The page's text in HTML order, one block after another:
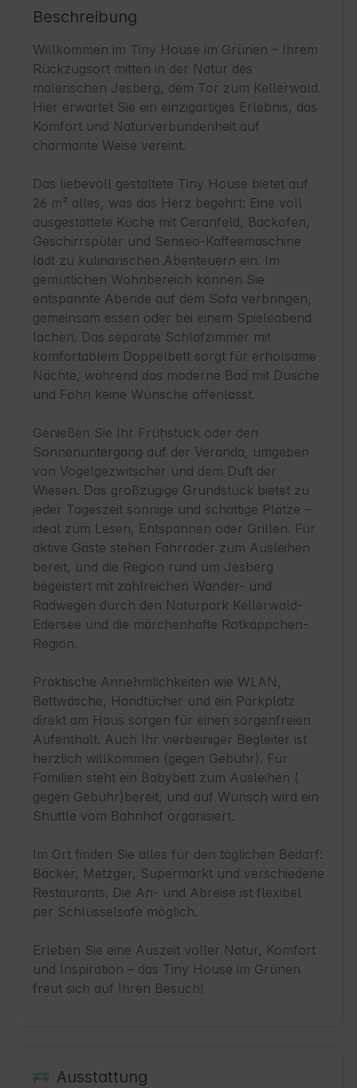
Beschreibung
Willkommen im Tiny House im Grünen – Ihrem
Rückzugsort mitten in der Natur des
malerischen Jesberg, dem Tor zum Kellerwald.
Hier erwartet Sie ein einzigartiges Erlebnis, das
Komfort und Naturverbundenheit auf
charmante Weise vereint.
Das liebevoll gestaltete Tiny House bietet auf
26 m² alles, was das Herz begehrt: Eine voll
ausgestattete Küche mit Ceranfeld, Backofen,
Geschirrspüler und Senseo-Kaffeemaschine
lädt zu kulinarischen Abenteuern ein. Im
gemütlichen Wohnbereich können Sie
entspannte Abende auf dem Sofa verbringen,
gemeinsam essen oder bei einem Spieleabend
lachen. Das separate Schlafzimmer mit
komfortablem Doppelbett sorgt für erholsame
Nächte, während das moderne Bad mit Dusche
und Föhn keine Wünsche offenlässt.
Genießen Sie Ihr Frühstück oder den
Sonnenuntergang auf der Veranda, umgeben
von Vogelgezwitscher und dem Duft der
Wiesen. Das großzügige Grundstück bietet zu
jeder Tageszeit sonnige und schattige Plätze –
ideal zum Lesen, Entspannen oder Grillen. Für
aktive Gäste stehen Fahrräder zum Ausleihen
bereit, und die Region rund um Jesberg
begeistert mit zahlreichen Wander- und
Radwegen durch den Naturpark Kellerwald-
Edersee und die märchenhafte Rotkäppchen-
Region.
Praktische Annehmlichkeiten wie WLAN,
Bettwäsche, Handtücher und ein Parkplatz
direkt am Haus sorgen für einen sorgenfreien
Aufenthalt. Auch Ihr vierbeiniger Begleiter ist
herzlich willkommen (gegen Gebühr). Für
Familien steht ein Babybett zum Ausleihen (
gegen Gebühr)bereit, und auf Wunsch wird ein
Shuttle vom Bahnhof organisiert.
Im Ort finden Sie alles für den täglichen Bedarf:
Bäcker, Metzger, Supermarkt und verschiedene
Restaurants. Die An- und Abreise ist flexibel
per Schlüsselsafe möglich.
Erleben Sie eine Auszeit voller Natur, Komfort
und Inspiration – das Tiny House im Grünen
freut sich auf Ihren Besuch!
Ausstattung